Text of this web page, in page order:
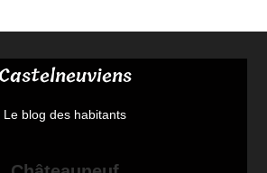
Castelneuviens
Le blog des habitants